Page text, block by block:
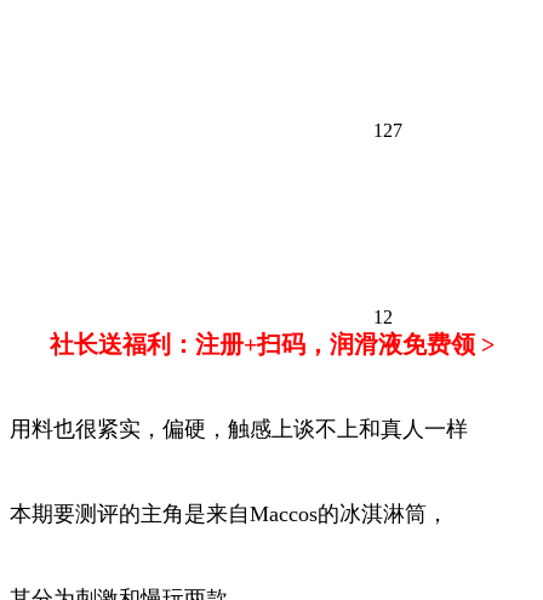
127
12
社长送福利：注册+扫码，润滑液免费领 >
用料也很紧实，偏硬，触感上谈不上和真人一样
本期要测评的主角是来自Maccos的冰淇淋筒，